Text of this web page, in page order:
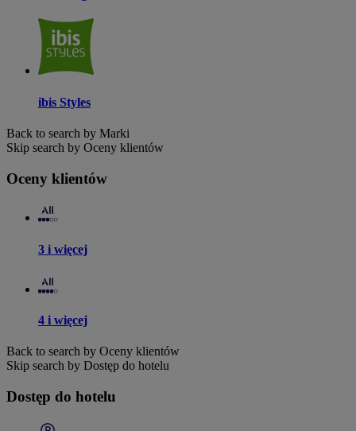
ibis Styles
Back to search by Marki
Skip search by Oceny klientów
Oceny klientów
3 i więcej
4 i więcej
Back to search by Oceny klientów
Skip search by Dostęp do hotelu
Dostęp do hotelu